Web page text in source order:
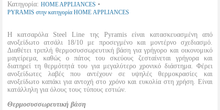
Κατηγορία: HOME APPLIANCES •
PYRAMIS στην κατηγορία HOME APPLIANCES
Η κατσαρόλα Steel Line της Pyramis είναι κατασκευασμένη από
ανοξείδωτο ατσάλι 18/10 με προσεγμένο και μοντέρνο σχεδιασμό.
Διαθέτει τριπλή θερμοσυσσωρευτική βάση για γρήγορο και οικονομικό
μαγείρεμα, καθώς ο πάτος του σκεύους ζεσταίνεται γρήγορα και
διατηρεί τη θερμότητά του για μεγαλύτερο χρονικό διάστημα. Φέρει
ανοξείδωτες λαβές που αντέχουν σε υψηλές θερμοκρασίες και
ανοξείδωτο καπάκι για αντοχή στο χρόνο και ευκολία στη χρήση. Είναι
κατάλληλη για όλους τους τύπους εστιών.
Θερμοσυσσωρευτική βάση